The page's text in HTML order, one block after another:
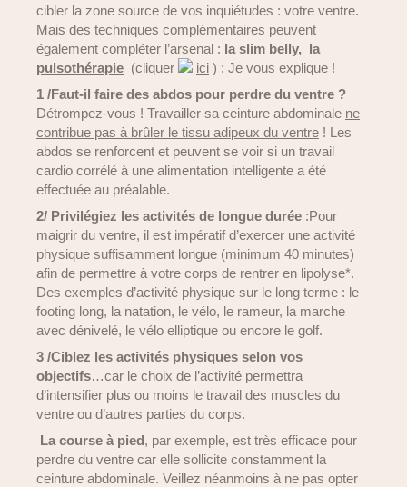
cibler la zone source de vos inquiétudes : votre ventre.
Mais des techniques complémentaires peuvent
également compléter l’arsenal : la slim belly, la
pulsothérapie (cliquer ici ) : Je vous explique !
1 /Faut-il faire des abdos pour perdre du ventre ?
Détrompez-vous ! Travailler sa ceinture abdominale ne
contribue pas à brûler le tissu adipeux du ventre ! Les
abdos se renforcent et peuvent se voir si un travail
cardio corrélé à une alimentation intelligente a été
effectuée au préalable.
2/ Privilégiez les activités de longue durée :Pour
maigrir du ventre, il est impératif d’exercer une activité
physique suffisamment longue (minimum 40 minutes)
afin de permettre à votre corps de rentrer en lipolyse*.
Des exemples d’activité physique sur le long terme : le
footing long, la natation, le vélo, le rameur, la marche
avec dénivelé, le vélo elliptique ou encore le golf.
3 /Ciblez les activités physiques selon vos
objectifs…car le choix de l’activité permettra
d’intensifier plus ou moins le travail des muscles du
ventre ou d’autres parties du corps.
La course à pied, par exemple, est très efficace pour
perdre du ventre car elle sollicite constamment la
ceinture abdominale. Veillez néanmoins à ne pas opter